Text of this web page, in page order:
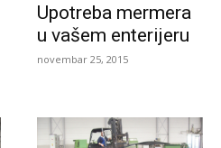
Upotreba mermera
u vašem enterijeru
novembar 25, 2015